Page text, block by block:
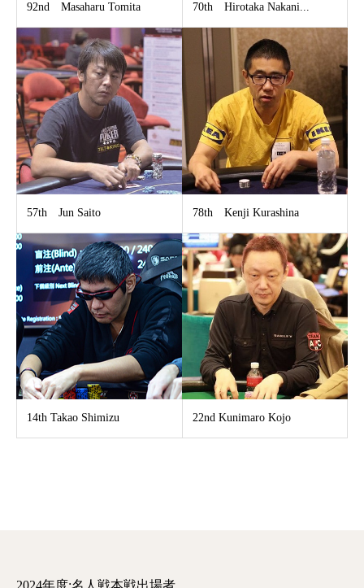
92nd Masaharu Tomita 70th Hirotaka Nakani...
57th Jun Saito 78th Kenji Kurashina
14th​ Takao Shimizu​ 22nd Kunimaro Kojo
2024年度:名人戦本戦出場者